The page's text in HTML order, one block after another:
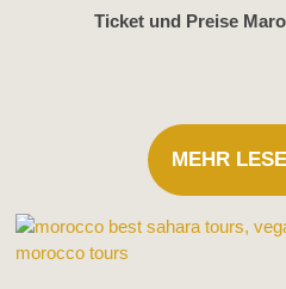
Ticket und Preise
MEHR